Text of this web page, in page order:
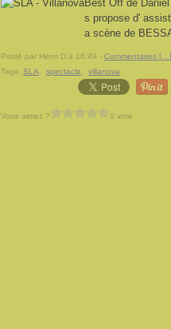
Best Off de
s propose d'
a scène de
Posté par Henri D à 16:49 - Commentaires [ ]
Tags: SLA spectacle villanova
Vous aimez ? 0 vote